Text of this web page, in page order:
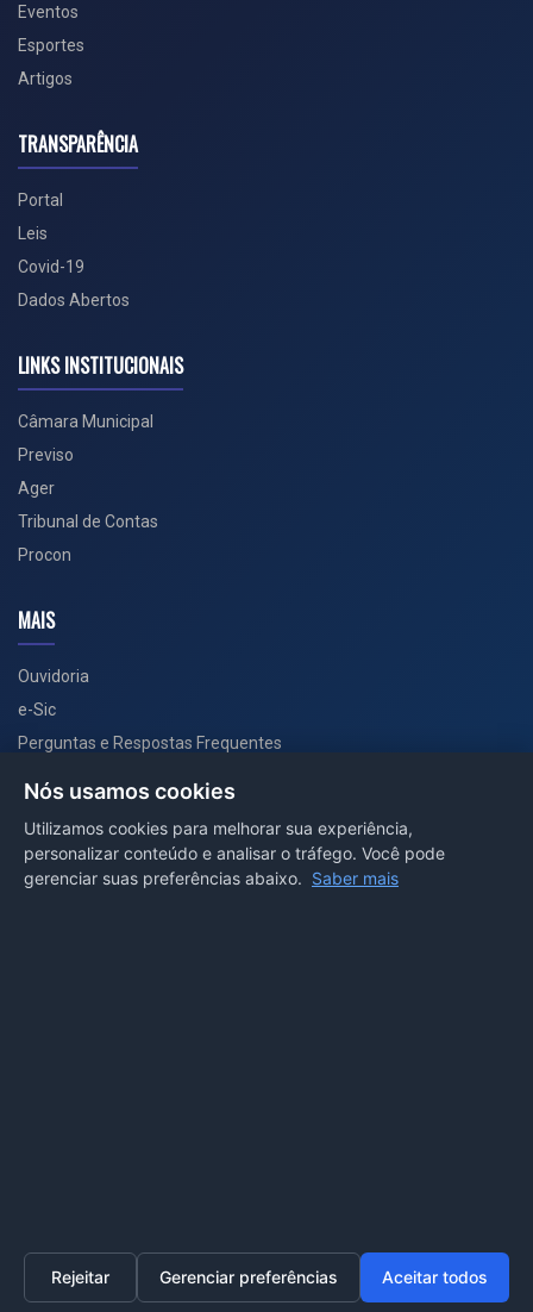
Home Transparência SIC
Eventos
Esportes
Artigos
TRANSPARÊNCIA
Portal
Leis
Covid-19
Dados Abertos
LINKS INSTITUCIONAIS
Câmara Municipal
Previso
Ager
Tribunal de Contas
Procon
MAIS
Ouvidoria
e-Sic
Perguntas e Respostas Frequentes
PORTAL COVID-19
Nós usamos cookies
Utilizamos cookies para melhorar sua experiência,
personalizar conteúdo e analisar o tráfego. Você pode
gerenciar suas preferências abaixo. Saber mais
Rejeitar Gerenciar preferências Aceitar todos